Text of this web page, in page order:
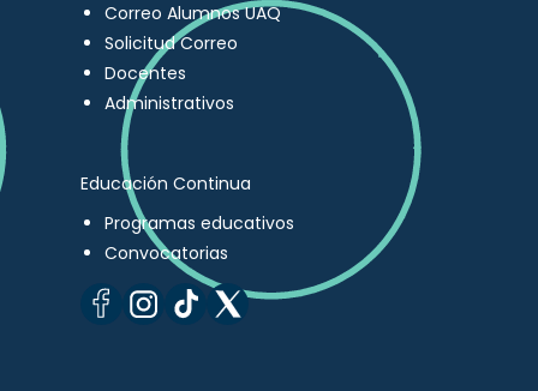
Correo Alumnos UAQ
Solicitud Correo
Docentes
Administrativos
Educación Continua
Programas educativos
Convocatorias